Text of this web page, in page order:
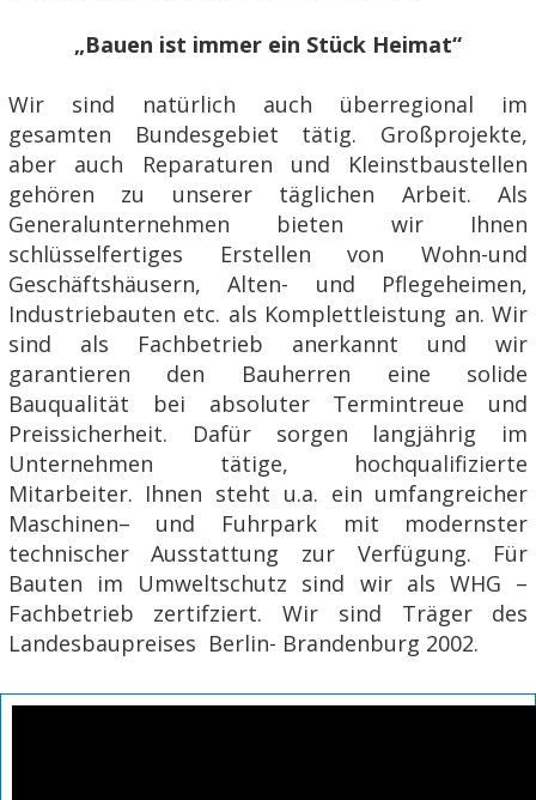
„Bauen ist immer ein Stück Heimat“
Wir sind natürlich auch überregional im
gesamten Bundesgebiet tätig. Großprojekte,
aber auch Reparaturen und Kleinstbaustellen
gehören zu unserer täglichen Arbeit. Als
Generalunternehmen bieten wir Ihnen
schlüsselfertiges Erstellen von Wohn-und
Geschäftshäusern, Alten- und Pflegeheimen,
Industriebauten etc. als Komplettleistung an. Wir
sind als Fachbetrieb anerkannt und wir
garantieren den Bauherren eine solide
Bauqualität bei absoluter Termintreue und
Preissicherheit. Dafür sorgen langjährig im
Unternehmen tätige, hochqualifizierte
Mitarbeiter. Ihnen steht u.a. ein umfangreicher
Maschinen– und Fuhrpark mit modernster
technischer Ausstattung zur Verfügung. Für
Bauten im Umweltschutz sind wir als WHG –
Fachbetrieb zertifziert. Wir sind Träger des
Landesbaupreises Berlin- Brandenburg 2002.